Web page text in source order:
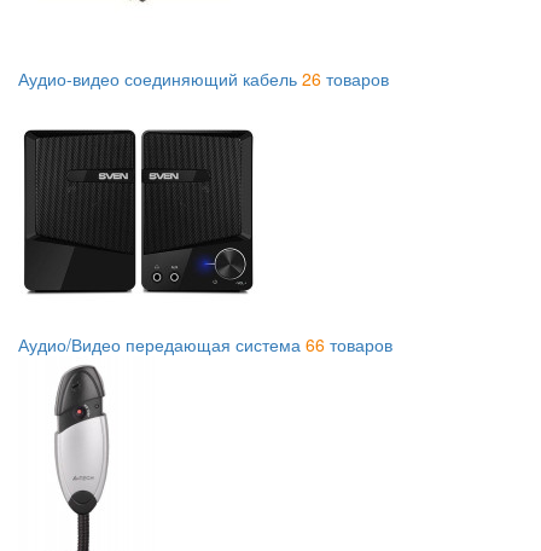
Аудио-видео соединяющий кабель 26 товаров
Аудио/Видео передающая система 66 товаров